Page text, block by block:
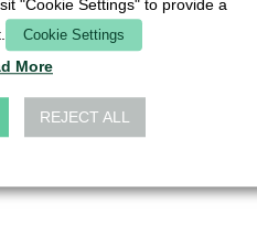
"Cookie Settings" to provide a
Cookie Settings
More
REJECT ALL